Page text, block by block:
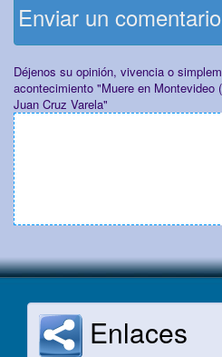
Enviar un comentario
Déjenos su opinión, vivencia o
acontecimiento "Muere en Montevideo
Juan Cruz Varela"
Enlaces